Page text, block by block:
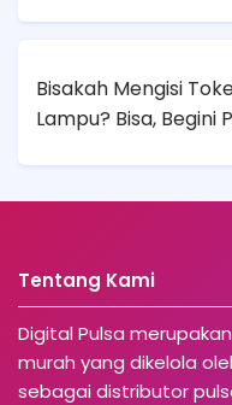
Bisakah Mengisi
Lampu? Bisa, Begini
Tentang Kami
Digital Pulsa
murah yang dikelola
sebagai distributor